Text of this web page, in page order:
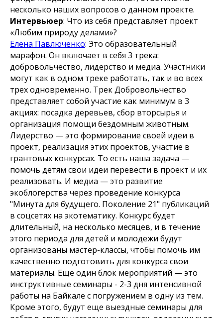
несколько наших вопросов о данном проекте.
Интервьюер: Что из себя представляет проект
«Любим природу делами»?
Елена Павлюченко: Это образовательный
марафон. Он включает в себя 3 трека:
добровольчество, лидерство и медиа. Участники
могут как в одном треке работать, так и во всех
трех одновременно. Трек Добровольчество
представляет собой участие как минимум в 3
акциях: посадка деревьев, сбор вторсырья и
организация помощи бездомным животным.
Лидерство — это формирование своей идеи в
проект, реализация этих проектов, участие в
грантовых конкурсах. То есть наша задача —
помочь детям свои идеи перевести в проект и их
реализовать. И медиа — это развитие
экоблогерства через проведение конкурса
"Минута для будущего. Поколение 21" публикаций
в соцсетях на экотематику. Конкурс будет
длительный, на несколько месяцев, и в течение
этого периода для детей и молодежи будут
организованы мастер-классы, чтобы помочь им
качественно подготовить для конкурса свои
материалы. Еще один блок мероприятий — это
инструктивные семинары - 2-3 дня интенсивной
работы на Байкале с погружением в одну из тем.
Кроме этого, будут еще выездные семинары для